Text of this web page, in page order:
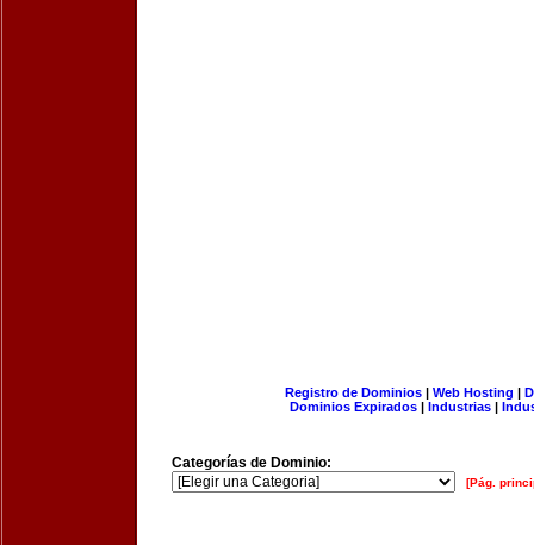
Registro de Dominios| Web Hosting |
Dominios Expirados | Industrias |
Categorías de Dominio:
[Pág.